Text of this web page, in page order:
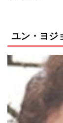
ユン・ヨジ